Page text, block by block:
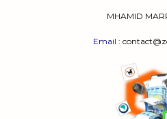
MHAMID
Email :